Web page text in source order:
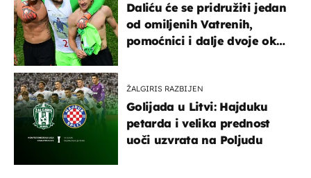
Daliću će se pridružiti jedan
od omiljenih Vatrenih,
pomoćnici i dalje dvoje oko
ŽALGIRIS RAZBIJEN
Golijada u Litvi: Hajduku
petarda i velika prednost
uoči uzvrata na Poljudu